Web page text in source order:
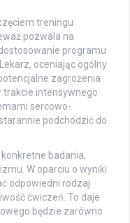
treningu
pozwala na
programu
oceniając ogólny
zagrożenia
trakcie intensywnego
sercowo-
podchodzić do
badania,
W oparciu o wyniki
odpowiedni rodzaj
ćwiczeń. To daje
będzie zarówno